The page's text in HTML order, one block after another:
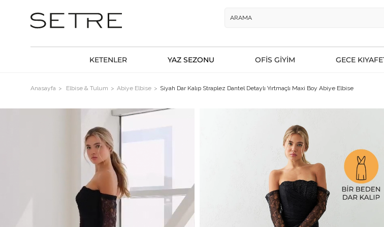
KETENLER YAZ SEZONU OFİS GİYİM GECE
Anasayfa Elbise & Tulum Abiye Elbise Siyah Dar Kalıp Straplez Dantel Detaylı Yırtmaçlı Maxi Boy Abiye Elbise